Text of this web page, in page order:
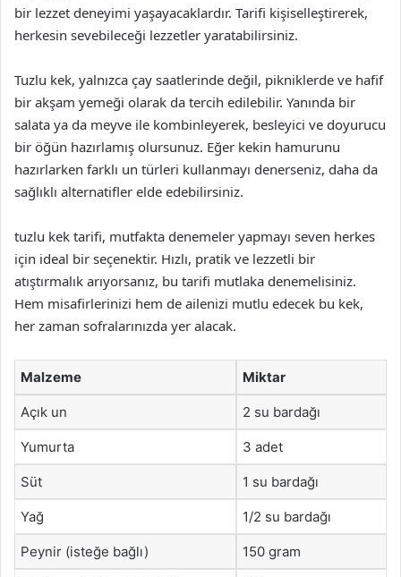
bir lezzet deneyimi yaşayacaklardır. Tarifi kişiselleştirerek,
herkesin sevebileceği lezzetler yaratabilirsiniz.
Tuzlu kek, yalnızca çay saatlerinde değil, pikniklerde ve hafif
bir akşam yemeği olarak da tercih edilebilir. Yanında bir
salata ya da meyve ile kombinleyerek, besleyici ve doyurucu
bir öğün hazırlamış olursunuz. Eğer kekin hamurunu
hazırlarken farklı un türleri kullanmayı denerseniz, daha da
sağlıklı alternatifler elde edebilirsiniz.
tuzlu kek tarifi, mutfakta denemeler yapmayı seven herkes
için ideal bir seçenektir. Hızlı, pratik ve lezzetli bir
atıştırmalık arıyorsanız, bu tarifi mutlaka denemelisiniz.
Hem misafirlerinizi hem de ailenizi mutlu edecek bu kek,
her zaman sofralarınızda yer alacak.
Malzeme Miktar
Açık un 2 su bardağı
Yumurta 3 adet
Süt 1 su bardağı
Yağ 1/2 su bardağı
Peynir (isteğe bağlı) 150 gram